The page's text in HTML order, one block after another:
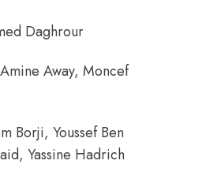
Daghrour
Away, Moncef
Borji, Youssef Ben
Yassine Hadrich